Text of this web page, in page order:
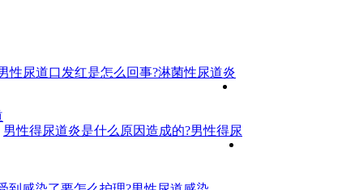
性尿道口发红是怎么回事?淋菌性尿道炎
男性得尿道炎是什么原因造成的?男性得尿